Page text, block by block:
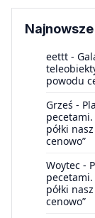
eettt -
powodu
Grześ -
półki
cenowo”
Woytec -
półki
cenowo”